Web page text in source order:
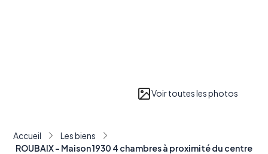
Voir toutes les photos
Accueil
Les biens
ROUBAIX - Maison 1930 4 chambres à proximité du centre